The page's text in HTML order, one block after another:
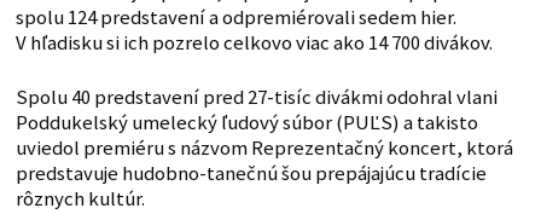
spolu 124 predstavení a odpremiérovali sedem hier.
V hľadisku si ich pozrelo celkovo viac ako 14 700 divákov.
Spolu 40 predstavení pred 27-tisíc divákmi odohral vlani
Poddukelský umelecký ľudový súbor (PUĽS) a takisto
uviedol premiéru s názvom Reprezentačný koncert, ktorá
predstavuje hudobno-tanečnú šou prepájajúcu tradície
rôznych kultúr.